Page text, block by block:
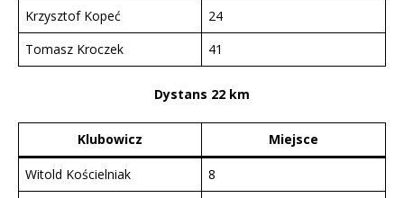
Krzysztof Kopeć
24
Tomasz Kroczek
41
Dystans 22 km
Klubowicz Miejsce
Witold Kościelniak
8